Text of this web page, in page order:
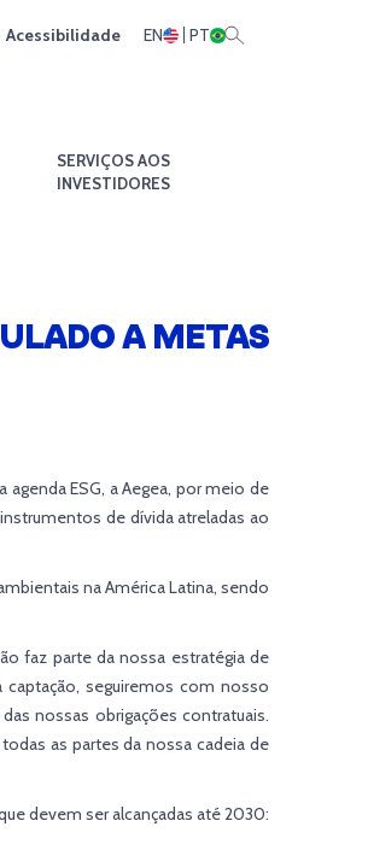
Acessibilidade EN PT
SERVIÇOS AOS
INVESTIDORES
A METAS
ESG, a Aegea, por meio de
de dívida atreladas ao
na América Latina, sendo
faz parte da nossa estratégia de
seguiremos com nosso
nossas obrigações contratuais.
as partes da nossa cadeia de
devem ser alcançadas até 2030: